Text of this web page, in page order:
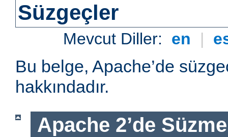
Süzgeçler
Mevcut Diller: en |
Bu belge, Apache’de
hakkındadır.
Apache 2’de